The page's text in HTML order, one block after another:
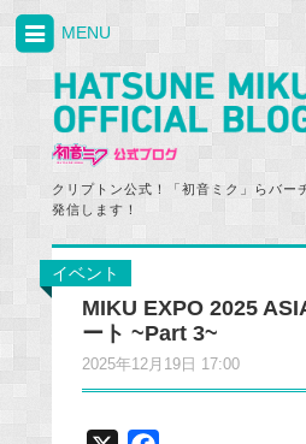
クリプトン公式！「初音ミク」らバー
発信します！
MENU
イベント
MIKU EXPO 2025
ート ~Part 3~
2025年12月19日 17:00